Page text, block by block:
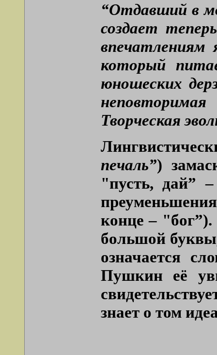
“Отдавший в
создает
впечатлениям
который
юношеских
Творческая
печаль”)
"пусть, дай”
конце – "бог”).
большой
означается
Пушкин её
знает о том